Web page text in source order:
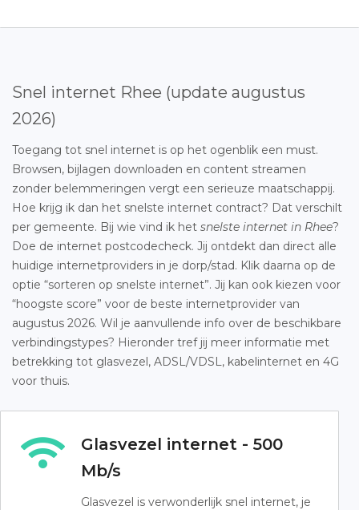
Snel internet Rhee (update augustus
2026)
Toegang tot snel internet is op het ogenblik een must.
Browsen, bijlagen downloaden en content streamen
zonder belemmeringen vergt een serieuze maatschappij.
Hoe krijg ik dan het snelste internet contract? Dat verschilt
per gemeente. Bij wie vind ik het snelste internet in Rhee?
Doe de internet postcodecheck. Jij ontdekt dan direct alle
huidige internetproviders in je dorp/stad. Klik daarna op de
optie “sorteren op snelste internet”. Jij kan ook kiezen voor
“hoogste score” voor de beste internetprovider van
augustus 2026. Wil je aanvullende info over de beschikbare
verbindingstypes? Hieronder tref jij meer informatie met
betrekking tot glasvezel, ADSL/VDSL, kabelinternet en 4G
voor thuis.
Glasvezel internet - 500
Mb/s
Glasvezel is verwonderlijk snel internet, je